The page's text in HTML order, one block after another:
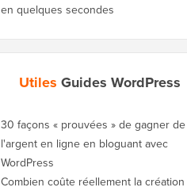
en quelques secondes
Utiles Guides WordPress
30 façons « prouvées » de gagner de
l'argent en ligne en bloguant avec
WordPress
Combien coûte réellement la création